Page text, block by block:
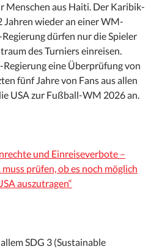
Menschen aus Haiti. Der Karibik-
wieder an einer WM-
dürfen nur die Spieler
des Turniers einreisen.
eine Überprüfung von
fünf Jahre von Fans aus allen
USA zur Fußball-WM 2026 an.
und Einreiseverbote –
prüfen, ob es noch möglich
auszutragen“
SDG 3 (Sustainable